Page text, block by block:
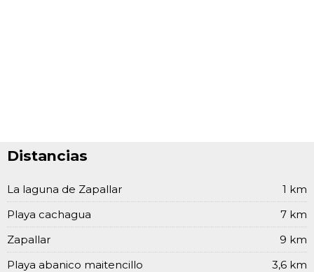
Distancias
La laguna de Zapallar
1 km
Playa cachagua
7 km
Zapallar
9 km
Playa abanico maitencillo
3,6 km